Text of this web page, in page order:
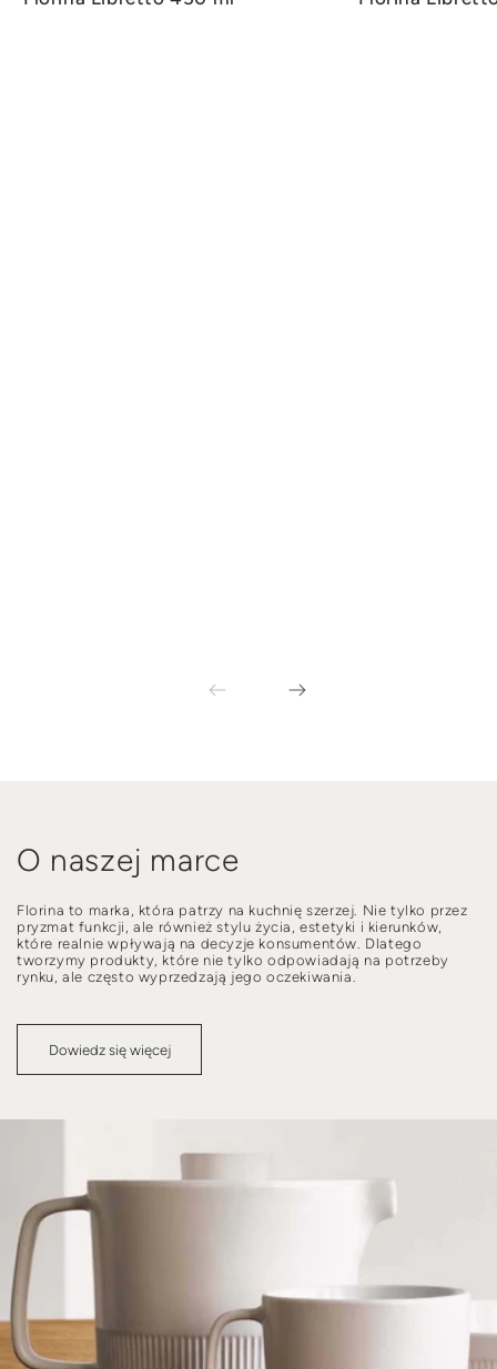
O naszej marce
Florina to marka, która patrzy na kuchnię szerzej. Nie tylko przez
pryzmat funkcji, ale również stylu życia, estetyki i kierunków,
które realnie wpływają na decyzje konsumentów. Dlatego
tworzymy produkty, które nie tylko odpowiadają na potrzeby
rynku, ale często wyprzedzają jego oczekiwania.
Dowiedz się więcej